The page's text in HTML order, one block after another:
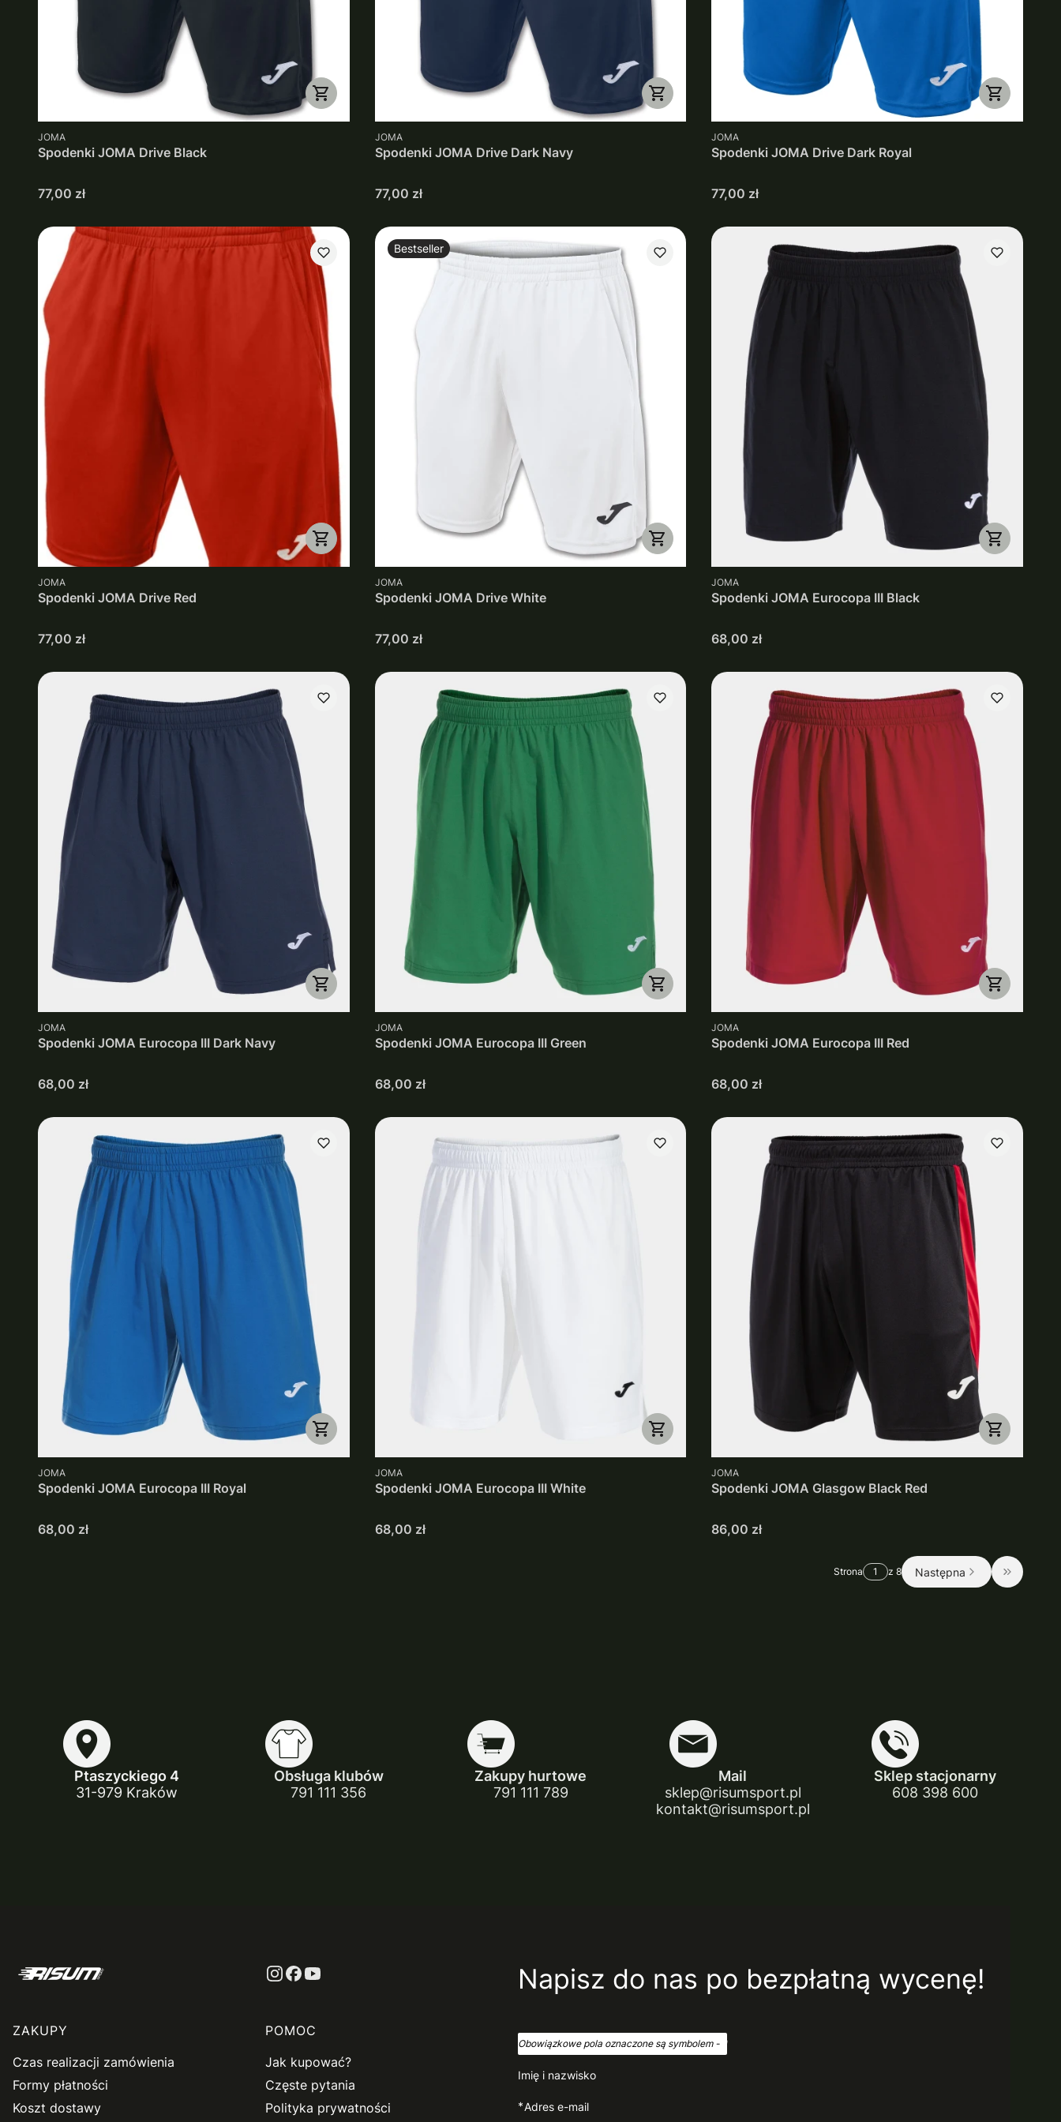
PRODUCENT
JOMA
Spodenki JOMA Drive Black
Cena
77,00 zł
PRODUCENT
JOMA
Spodenki JOMA Drive Dark Navy
Cena
77,00 zł
PRODUCENT
JOMA
Spodenki JOMA Drive Dark Royal
Cena
77,00 zł
PRODUCENT
JOMA
Spodenki JOMA Drive Red
Cena
77,00 zł
Bestseller
PRODUCENT
JOMA
Spodenki JOMA Drive White
Cena
77,00 zł
PRODUCENT
JOMA
Spodenki JOMA Eurocopa III Black
Cena
68,00 zł
PRODUCENT
JOMA
Spodenki JOMA Eurocopa III Dark Navy
Cena
68,00 zł
PRODUCENT
JOMA
Spodenki JOMA Eurocopa III Green
Cena
68,00 zł
PRODUCENT
JOMA
Spodenki JOMA Eurocopa III Red
Cena
68,00 zł
PRODUCENT
JOMA
Spodenki JOMA Eurocopa III Royal
Cena
68,00 zł
PRODUCENT
JOMA
Spodenki JOMA Eurocopa III White
Cena
68,00 zł
PRODUCENT
JOMA
Spodenki JOMA Glasgow Black Red
Cena
86,00 zł
Strona z 8 Następna Przejdź
Ptaszyckiego 4
31-979 Kraków
Obsługa klubów
791 111 356
Zakupy hurtowe
791 111 789
Mail
sklep@risumsport.pl
kontakt@risumsport.pl
Sklep stacjonarny
608 398 600
Linki w stopce
ZAKUPY
Czas realizacji zamówienia
Formy płatności
Koszt dostawy
POMOC
Jak kupować?
Częste pytania
Polityka prywatności
Napisz do nas po bezpłatną wycenę!
Obowiązkowe pola oznaczone są symbolem -
Imię i nazwisko
*Adres e-mail